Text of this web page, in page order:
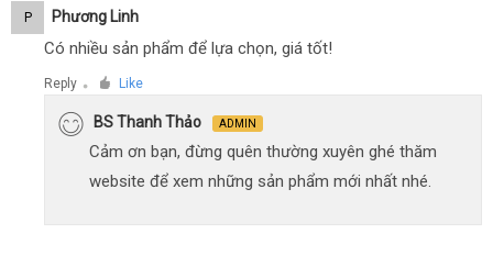
P Phương Linh
Có nhiều sản phẩm để lựa chọn, giá tốt!
Reply ● Like
BS Thanh Thảo ADMIN
Cảm ơn bạn, đừng quên thường xuyên ghé thăm
website để xem những sản phẩm mới nhất nhé.